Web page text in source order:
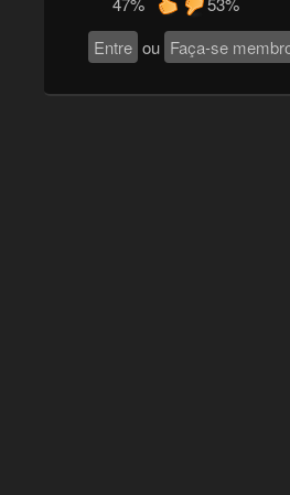
Entre ou Faça-se